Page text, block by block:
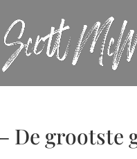
De grootste